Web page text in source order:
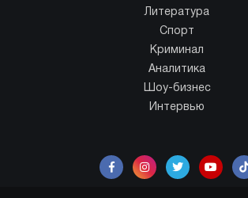
Литература
Спорт
Криминал
Аналитика
Шоу-бизнес
Интервью